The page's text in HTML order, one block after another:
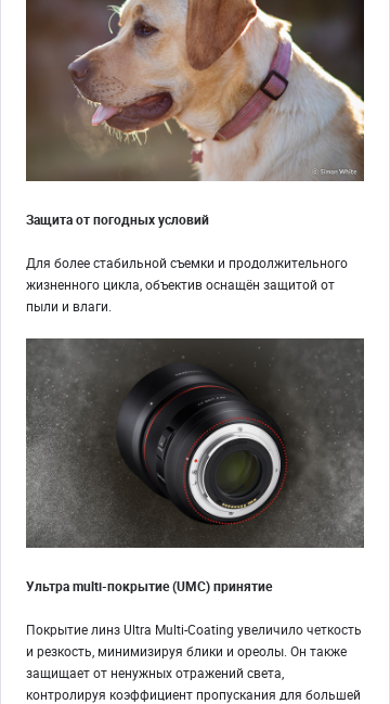
Защита от погодных условий
Для более стабильной съемки и продолжительного
жизненного цикла, объектив оснащён защитой от
пыли и влаги.
Ультра multi-покрытие (UMC) принятие
Покрытие линз Ultra Multi-Coating увеличило четкость
и резкость, минимизируя блики и ореолы. Он также
защищает от ненужных отражений света,
контролируя коэффициент пропускания для большей